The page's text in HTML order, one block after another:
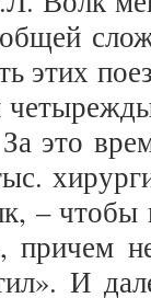
этих
это
– чтобы
причем
И